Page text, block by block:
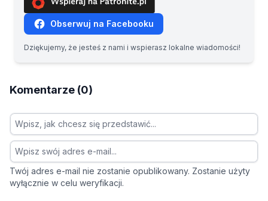
Obserwuj na Facebooku
Dziękujemy, że jesteś z nami i wspierasz lokalne wiadomości!
Komentarze (0)
Twój adres e-mail nie zostanie opublikowany. Zostanie użyty
wyłącznie w celu weryfikacji.